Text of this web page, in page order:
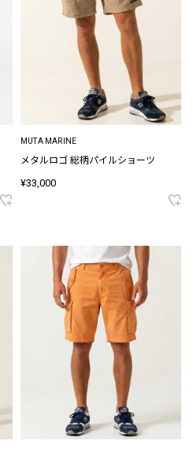
MUTA MARINE
メタルロゴ 総柄パイルショーツ
¥33,000